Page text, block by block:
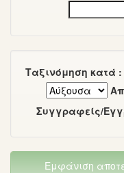
Ταξινόμηση κατά :
Συγγραφείς/
Εμφάνιση